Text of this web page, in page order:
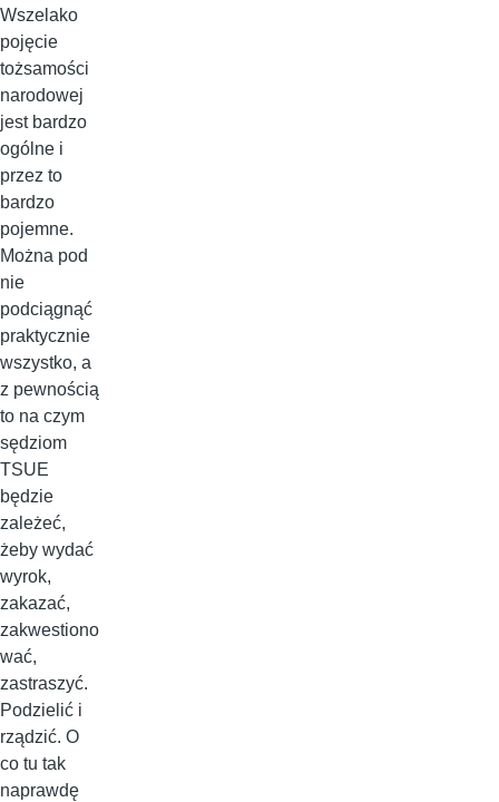
Wszelako
pojęcie
tożsamości
narodowej
jest bardzo
ogólne i
przez to
bardzo
pojemne.
Można pod
nie
podciągnąć
praktycznie
wszystko, a
z pewnością
to na czym
sędziom
TSUE
będzie
zależeć,
żeby wydać
wyrok,
zakazać,
zakwestiono
wać,
zastraszyć.
Podzielić i
rządzić. O
co tu tak
naprawdę